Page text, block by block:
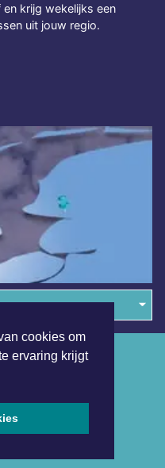
cookies om
ervaring krijgt
krijg wekelijks een
uit jouw regio.